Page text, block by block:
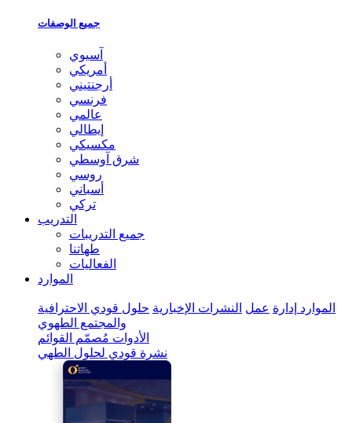
جميع الوصفات
آسيوي
أمريكي
أرجنتيني
فرنسي
عالمي
إيطالي
مكسيكي
شرق آوسطي
روسي
أسباني
تركي
التدريب
جميع التدريبات
طهاتنا
الفعاليات
الموارد
الموارد إدارة عمل النشرات الإخبارية حلول قودي الاحترافية
والمجتمع الطهوي
الأدوات مُصمّم القوائم
نشرة قودي لحلول الطهي